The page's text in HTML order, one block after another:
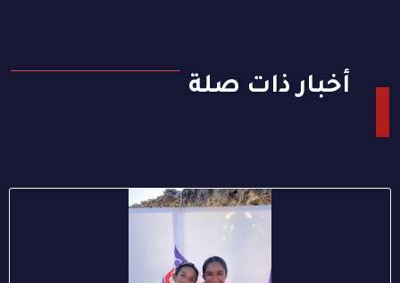
أخبار ذات صلة